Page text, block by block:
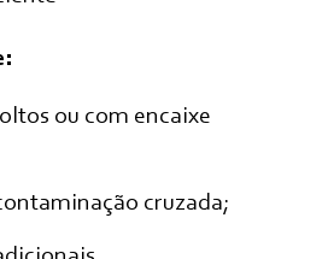
ou com encaixe
cruzada;